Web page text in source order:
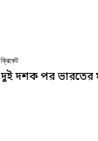
ক্রিকেট
দুই দশক পর ভারতের